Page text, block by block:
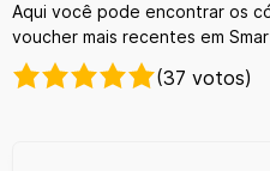
Aqui você pode encontrar os
voucher mais recentes em
(37 votos)